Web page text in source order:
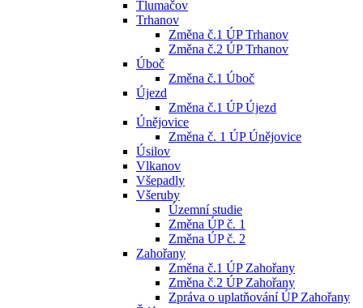
Tlumačov
Trhanov
Změna č.1 ÚP Trhanov
Změna č.2 ÚP Trhanov
Úboč
Změna č.1 Úboč
Újezd
Změna č.1 ÚP Újezd
Únějovice
Změna č. 1 ÚP Únějovice
Úsilov
Vlkanov
Všepadly
Všeruby
Územní studie
Změna ÚP č. 1
Změna ÚP č. 2
Zahořany
Změna č.1 ÚP Zahořany
Změna č.2 ÚP Zahořany
Zpráva o uplatňování ÚP Zahořany